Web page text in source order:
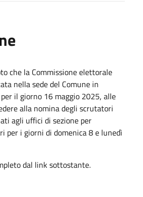
che la Commissione elettorale
nella sede del Comune in
il giorno 16 maggio 2025, alle
alla nomina degli scrutatori
agli uffici di sezione per
per i giorni di domenica 8 e lunedì
dal link sottostante.